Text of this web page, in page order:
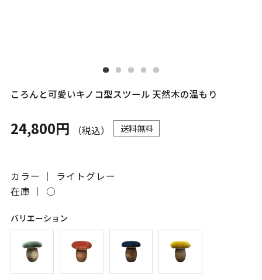
ころんと可愛いキノコ型スツール 天然木の温もり
24,800円 （税込） 送料無料
カラー ｜ ライトグレー
在庫 ｜ ○
バリエーション